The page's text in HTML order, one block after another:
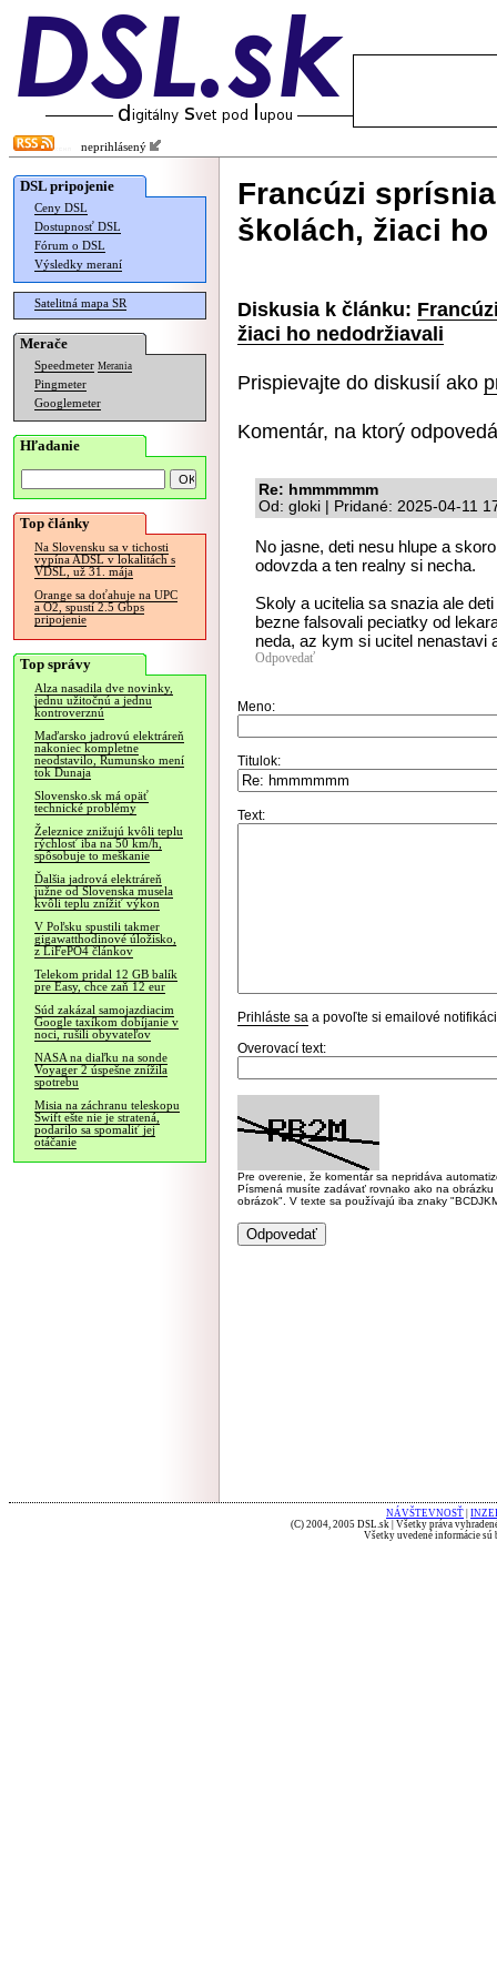
neprihlásený
DSL pripojenie
Ceny DSL
Dostupnosť DSL
Fórum o DSL
Výsledky meraní
Satelitná mapa SR
Merače
Speedmeter Merania
Pingmeter
Googlemeter
Hľadanie
Top články
Na Slovensku sa v tichosti
vypína ADSL v lokalitách s
VDSL, už 31. mája
Orange sa doťahuje na UPC
a O2, spustí 2.5 Gbps
pripojenie
Top správy
Alza nasadila dve novinky,
jednu užitočnú a jednu
kontroverznú
Maďarsko jadrovú elektráreň
nakoniec kompletne
neodstavilo, Rumunsko mení
tok Dunaja
Slovensko.sk má opäť
technické problémy
Železnice znižujú kvôli teplu
rýchlosť iba na 50 km/h,
spôsobuje to meškanie
Ďalšia jadrová elektráreň
južne od Slovenska musela
kvôli teplu znížiť výkon
V Poľsku spustili takmer
gigawatthodinové úložisko,
z LiFePO4 článkov
Telekom pridal 12 GB balík
pre Easy, chce zaň 12 eur
Súd zakázal samojazdiacim
Google taxíkom dobíjanie v
noci, rušili obyvateľov
NASA na diaľku na sonde
Voyager 2 úspešne znížila
spotrebu
Misia na záchranu teleskopu
Swift ešte nie je stratená,
podarilo sa spomaliť jej
otáčanie
Francúzi
školách, žiaci
Diskusia k článku:
žiaci ho nedodržiavali
Prispievajte do diskusií ako
Komentár, na ktorý
Re: hmmmmmm
Od: gloki | Pridané: 2025-04-11
No jasne, deti nesu hlupe a
odovzda a ten realny si necha.
Skoly a ucitelia sa snazia ale
bezne falsovali peciatky od
neda, az kym si ucitel nenastavi
Odpovedať
Meno:
Titulok:
Text:
Prihláste sa a povoľte si emailové
Overovací text:
Pre overenie, že komentár sa nepridáva
Písmená musíte zadávať rovnako ako na
obrázok". V texte sa používajú iba znaky
NÁVŠTEVNOSŤ
(C) 2004, 2005 DSL.sk | Všetky práva
Všetky uvedené informácie sú